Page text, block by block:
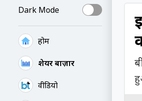
Dark Mode
होम
शेयर बाज़ार
वीडियो